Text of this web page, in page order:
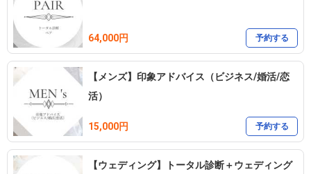
64,000円 予約する
【メンズ】印象アドバイス（ビジネス/婚活/恋
活）
15,000円 予約する
【ウェディング】トータル診断＋ウェディング